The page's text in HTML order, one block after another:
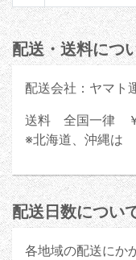
配送・送料につ
配送会社：ヤマト
送料 全国一律 ￥
※北海道、沖縄は
配送日数につい
各地域の配送にか